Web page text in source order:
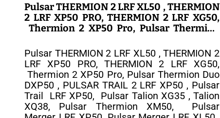
Pulsar THERMION 2 LRF XL50 , THERMION
2 LRF XP50 PRO, THERMION 2 LRF XG50,
Thermion 2 XP50 Pro, Pulsar Thermion
Pulsar THERMION 2 LRF XL50 , THERMION 2
LRF XP50 PRO, THERMION 2 LRF XG50,
Thermion 2 XP50 Pro, Pulsar Thermion Duo
DXP50 , PULSAR TRAIL 2 LRF XP50 , Pulsar
Trail LRF XP50, Pulsar Talion XG35 , Talion
XQ38, Pulsar Thermion XM50, Pulsar